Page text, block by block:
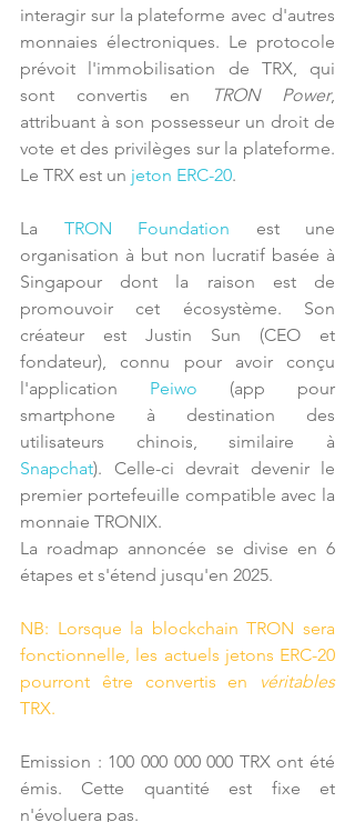
interagir sur la plateforme avec d'autres
monnaies électroniques. Le protocole
prévoit l'immobilisation de TRX, qui
sont convertis en
TRON Power,
attribuant à son possesseur un droit de
vote et des privilèges sur la plateforme.
Le TRX est un jeton ERC-20.
La TRON Foundation est une
organisation à but non lucratif basée à
Singapour dont la raison est de
promouvoir cet écosystème. Son
créateur est Justin Sun (CEO et
fondateur), connu pour avoir conçu
l'application Peiwo (app pour
smartphone à destination des
Snapchat). Celle-ci devrait devenir le
premier portefeuille compatible avec la
monnaie TRONIX.
La roadmap annoncée se divise en 6
étapes et s'étend jusqu'en 2025.
NB: Lorsque la blockchain TRON sera
fonctionnelle, les actuels jetons ERC-20
pourront être convertis en
véritables
TRX.
Emission : 100 000 000 000 TRX ont été
émis. Cette quantité est fixe et
n'évoluera pas.